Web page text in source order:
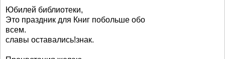
Юбилей библиотеки,
Это праздник для Книг побольше обо
всем.
славы оставались!знак.